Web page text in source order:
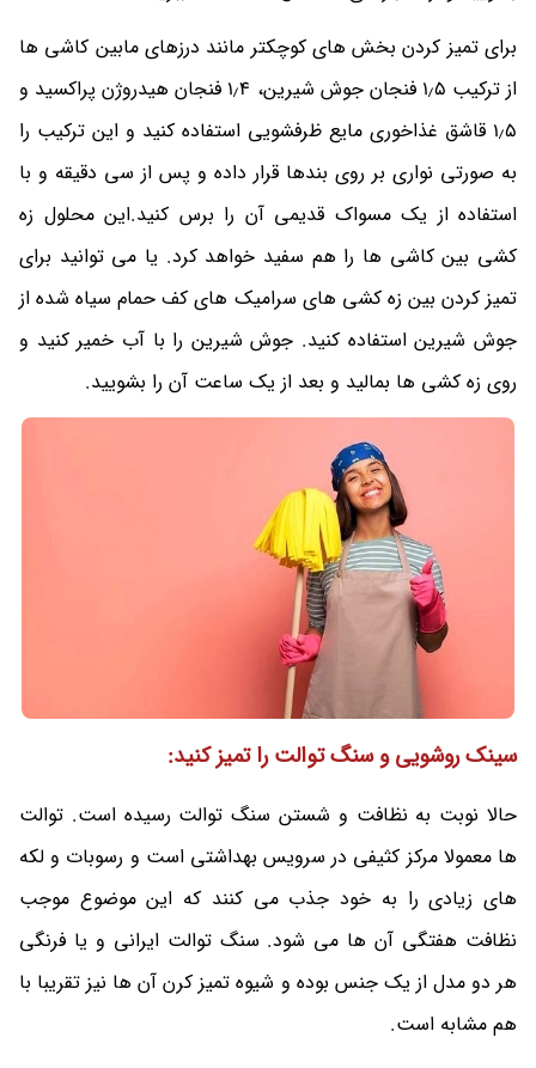
برای تمیز کردن بخش های کوچکتر مانند درزهای مابین کاشی ها
از ترکیب 1٫5 فنجان جوش شیرین، 1٫4 فنجان هیدروژن پراکسید و
1٫5 قاشق غذاخوری مایع ظرفشویی استفاده کنید و این ترکیب را
به صورتی نواری بر روی بندها قرار داده و پس از سی دقیقه و با
استفاده از یک مسواک قدیمی آن را برس کنید.این محلول زه
کشی بین کاشی ها را هم سفید خواهد کرد. یا می توانید برای
تمیز کردن بین زه کشی های سرامیک های کف حمام سیاه شده از
جوش شیرین استفاده کنید. جوش شیرین را با آب خمیر کنید و
روی زه کشی ها بمالید و بعد از یک ساعت آن را بشویید.
سینک روشویی و سنگ توالت را تمیز کنید:
حالا نوبت به نظافت و شستن سنگ توالت رسیده است. توالت
ها معمولا مرکز کثیفی در سرویس بهداشتی است و رسوبات و لکه
های زیادی را به خود جذب می کنند که این موضوع موجب
نظافت هفتگی آن ها می شود. سنگ توالت ایرانی و یا فرنگی
هر دو مدل از یک جنس بوده و شیوه تمیز کرن آن ها نیز تقریبا با
هم مشابه است.